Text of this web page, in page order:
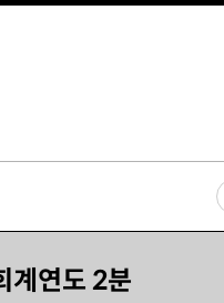
계연도 2분